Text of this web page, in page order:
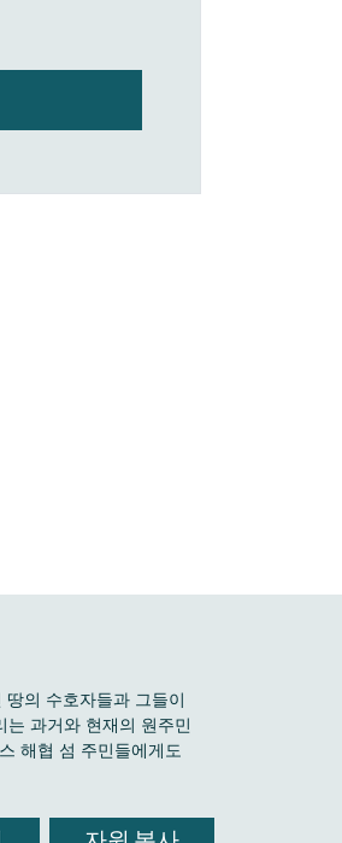
의 수호자들과 그들이
과거와 현재의 원주민
해협 섬 주민들에게도